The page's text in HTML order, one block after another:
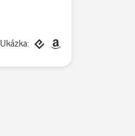
Ukázka: